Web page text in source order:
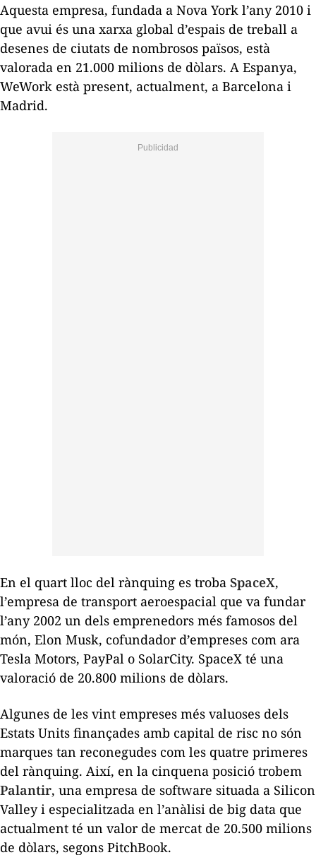
Aquesta empresa, fundada a Nova York l’any 2010 i
que avui és una xarxa global d’espais de treball a
desenes de ciutats de nombrosos països, està
valorada en 21.000 milions de dòlars. A Espanya,
WeWork està present, actualment, a Barcelona i
Madrid.
En el quart lloc del rànquing es troba SpaceX,
l’empresa de transport aeroespacial que va fundar
l’any 2002 un dels emprenedors més famosos del
món, Elon Musk, cofundador d’empreses com ara
Tesla Motors, PayPal o SolarCity. SpaceX té una
valoració de 20.800 milions de dòlars.
Algunes de les vint empreses més valuoses dels
Estats Units finançades amb capital de risc no són
marques tan reconegudes com les quatre primeres
del rànquing. Així, en la cinquena posició trobem
Palantir, una empresa de software situada a Silicon
Valley i especialitzada en l’anàlisi de big data que
actualment té un valor de mercat de 20.500 milions
de dòlars, segons PitchBook.